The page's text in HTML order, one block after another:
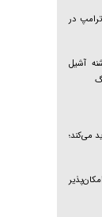
در
آشیل
می‌کند؛